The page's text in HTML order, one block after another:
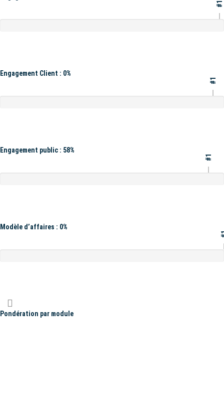
#1
Engagement Client : 0%
#1
Engagement public : 58%
#1
Modèle d’affaires : 0%
Pondération par module